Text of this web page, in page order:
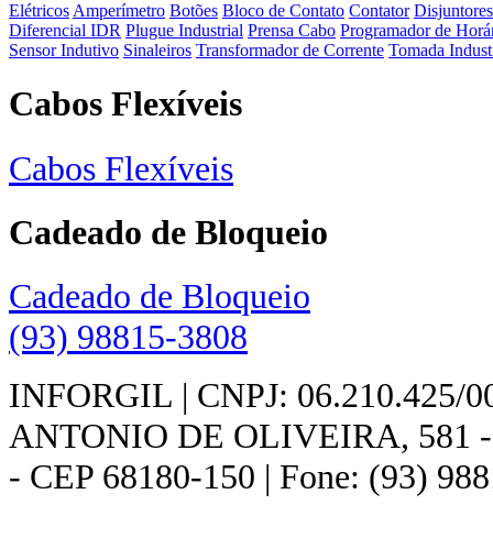
Elétricos Amperímetro Botões Bloco de Contato Contator Disjuntores
Diferencial IDR Plugue Industrial Prensa Cabo Programador de
Sensor Indutivo Sinaleiros Transformador de Corrente Tomada
Cabos Flexíveis
Cabos Flexíveis
Cadeado de Bloqueio
Cadeado de Bloqueio
(93) 98815-3808
INFORGIL | CNPJ: 06.210.425/
ANTONIO DE OLIVEIRA, 581
- CEP 68180-150 | Fone: (93)